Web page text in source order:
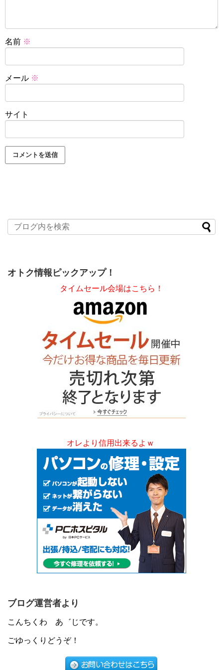
名前 ※
メール ※
サイト
オトク情報ピックアップ！
タイムセール会場はこちら！
オレより信用出来るよｗ
ブログ運営者より
こんちくわ あ゛じです。
ごゆっくりどうぞ！